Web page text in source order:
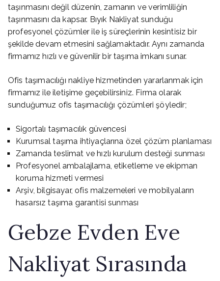
taşınmasını değil düzenin, zamanın ve verimliliğin
taşınmasını da kapsar. Bıyık Nakliyat sunduğu
profesyonel çözümler ile iş süreçlerinin kesintisiz bir
şekilde devam etmesini sağlamaktadır. Aynı zamanda
firmamız hızlı ve güvenilir bir taşıma imkanı sunar.
Ofis taşımacılığı nakliye hizmetinden yararlanmak için
firmamız ile iletişime geçebilirsiniz. Firma olarak
sunduğumuz ofis taşımacılığı çözümleri şöyledir;
Sigortalı taşımacılık güvencesi
Kurumsal taşıma ihtiyaçlarına özel çözüm planlaması
Zamanda teslimat ve hızlı kurulum desteği sunması
Profesyonel ambalajlama, etiketleme ve ekipman
koruma hizmeti vermesi
Arşiv, bilgisayar, ofis malzemeleri ve mobilyaların
hasarsız taşıma garantisi sunması
Gebze Evden Eve
Nakliyat Sırasında